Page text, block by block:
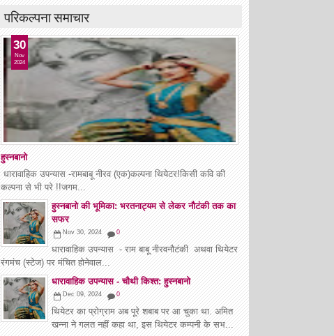
परिकल्पना समाचार
हुस्नबानो
30
Nov
2024
धारावाहिक उपन्यास -रामबाबू नीरव (एक)कल्पना थियेटर!किसी कवि की
कल्पना से भी परे !!जगम...
हुस्नबानो की भूमिका: भरतनाट्यम से लेकर नौटंकी तक का
सफर
Nov 30, 2024 0
धारावाहिक उपन्यास - राम बाबू नीरवनौटंकी अथवा थियेटर
रंगमंच (स्टेज) पर मंचित होनेवाल...
धारावाहिक उपन्यास - चौथी किश्त: हुस्नबानो
Dec 09, 2024 0
थियेटर का प्रोग्राम अब पूरे शबाब पर आ चुका था. अमित
खन्ना ने गलत नहीं कहा था, इस थियेटर कम्पनी के सभ...